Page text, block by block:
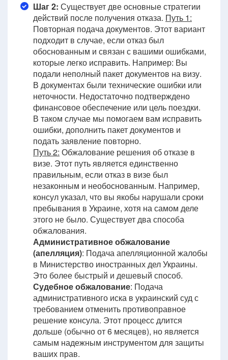
Шаг 2: Существует две основные стратегии
действий после получения отказа. Путь 1:
Повторная подача документов. Этот вариант
подходит в случае, если отказ был
обоснованным и связан с вашими ошибками,
которые легко исправить. Например: Вы
подали неполный пакет документов на визу.
В документах были технические ошибки или
неточности. Недостаточно подтверждено
финансовое обеспечение или цель поездки.
В таком случае мы помогаем вам исправить
ошибки, дополнить пакет документов и
подать заявление повторно.
Путь 2: Обжалование решения об отказе в
визе. Этот путь является единственно
правильным, если отказ в визе был
незаконным и необоснованным. Например,
консул указал, что вы якобы нарушали сроки
пребывания в Украине, хотя на самом деле
этого не было. Существует два способа
обжалования.
Административное обжалование
(апелляция): Подача апелляционной жалобы
в Министерство иностранных дел Украины.
Это более быстрый и дешевый способ.
Судебное обжалование: Подача
административного иска в украинский суд с
требованием отменить противоправное
решение консула. Этот процесс длится
дольше (обычно от 6 месяцев), но является
самым надежным инструментом для защиты
ваших прав.